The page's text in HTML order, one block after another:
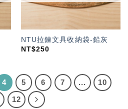
NTU拉鍊文具收納袋-鉛灰
NT$250
4 5 6 7 ...
10
12